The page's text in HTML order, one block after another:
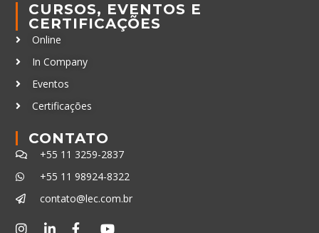
CURSOS, EVENTOS E
CERTIFICAÇÕES
Online
In Company
Eventos
Certificações
CONTATO
+55 11 3259-2837
+55 11 98924-8322
contato@lec.com.br